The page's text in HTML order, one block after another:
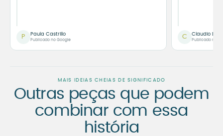
P Paula Castrillo
Publicado no Google
C Claudio
Publicado no
MAIS IDEIAS CHEIAS DE SIGNIFICADO
Outras peças que podem
combinar com essa
história